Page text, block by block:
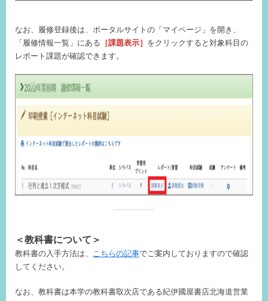
なお、履修登録後は、ポータルサイトの「マイページ」を開き、
「履修情報一覧」にある ［課題表示］ をクリックすると対象科目の
レポート課題が確認できます。
＜教科書について＞
教科書の入手方法は、 こちらの記事でご案内しておりますので確認
してください。
なお、教科書は本学の教科書取次店である紀伊國屋書店北海道営業